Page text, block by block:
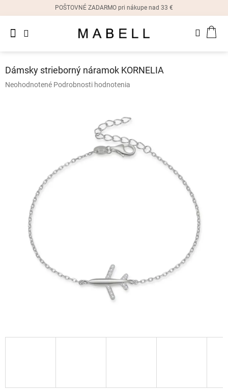
POŠTOVNÉ ZADARMO pri nákupe nad 33 €
Dámske
náušnice
Ostatné
Dámsky strieborný náramok KORNELIA
Priemerné
Neohodnotené Podrobnosti hodnotenia